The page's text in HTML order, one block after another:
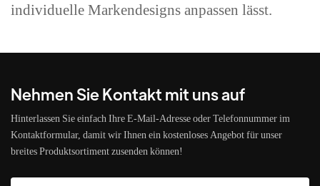
individuelle Markendesigns anpassen lässt.
Nehmen Sie Kontakt mit uns auf
Hinterlassen Sie einfach Ihre E-Mail-Adresse oder Telefonnummer im
Kontaktformular, damit wir Ihnen ein kostenloses Angebot für unser
breites Produktsortiment zusenden können!